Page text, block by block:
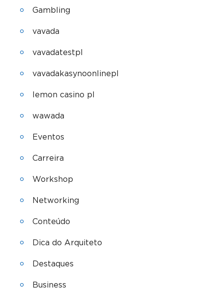
Gambling
vavada
vavadatestpl
vavadakasynoonlinepl
lemon casino pl
wawada
Eventos
Carreira
Workshop
Networking
Conteúdo
Dica do Arquiteto
Destaques
Business